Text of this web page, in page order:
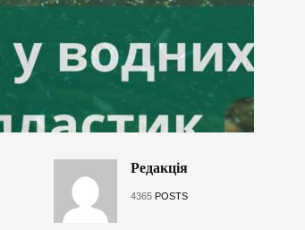
Редакція
4365 POSTS